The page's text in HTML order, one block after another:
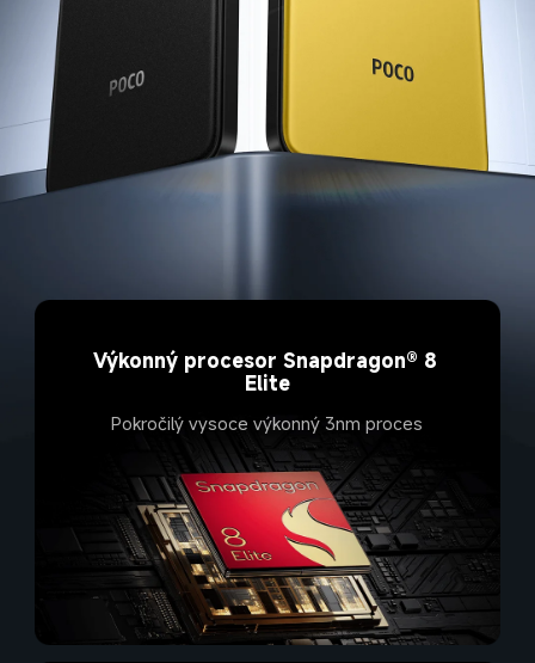
Výkonný procesor Snapdragon® 8
Pokročilý vysoce výkonný 3nm proces